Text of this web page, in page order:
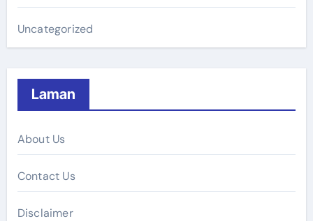
Uncategorized
Laman
About Us
Contact Us
Disclaimer